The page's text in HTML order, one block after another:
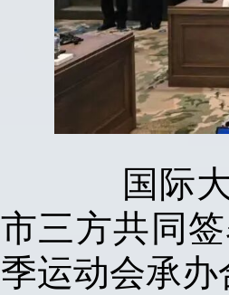
国际大学
市三方共同
季运动会承办